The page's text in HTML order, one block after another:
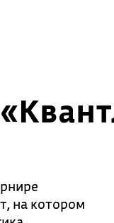
на котором